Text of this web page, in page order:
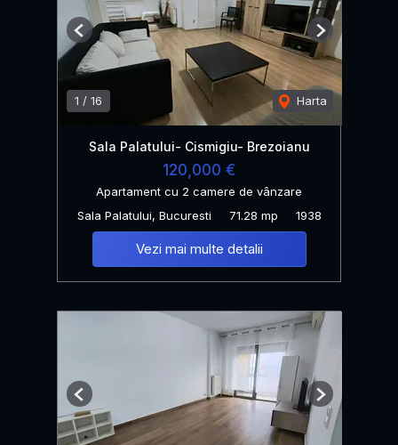
1 / 16 Harta
Previous Next
Sala Palatului- Cismigiu- Brezoianu
120,000 €
Apartament cu 2 camere de vânzare
Sala Palatului, Bucuresti
71.28 mp 1938
Vezi mai multe detalii
Previous Next